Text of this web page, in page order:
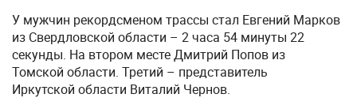
У мужчин рекордсменом трассы стал Евгений Марков
из Свердловской области – 2 часа 54 минуты 22
секунды. На втором месте Дмитрий Попов из
Томской области. Третий – представитель
Иркутской области Виталий Чернов.